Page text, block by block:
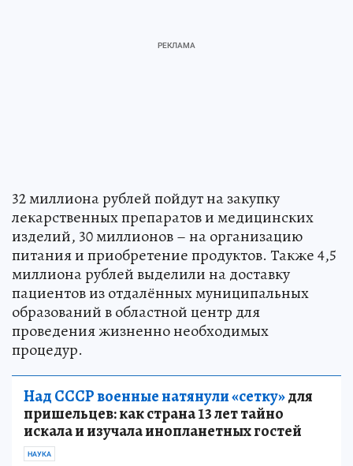
32 миллиона рублей пойдут на закупку
лекарственных препаратов и медицинских
изделий, 30 миллионов – на организацию
питания и приобретение продуктов. Также 4,5
миллиона рублей выделили на доставку
пациентов из отдалённых муниципальных
образований в областной центр для
проведения жизненно необходимых
процедур.
Над СССР военные натянули «сетку»для
пришельцев: как страна 13 лет тайно
искала и изучала инопланетных гостей
НАУКА